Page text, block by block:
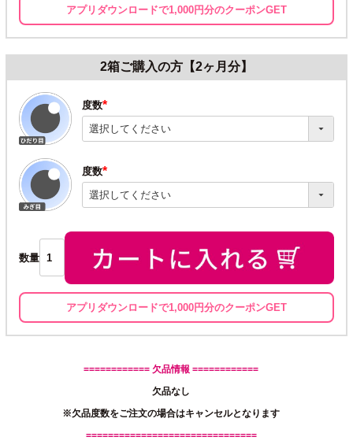
アプリダウンロードで1,000円分のクーポンGET
2箱ご購入の方【2ヶ月分】
度数
(必
須)
度数
(必
須)
数量
アプリダウンロードで1,000円分のクーポンGET
============ 欠品情報 ============
欠品なし
※欠品度数をご注文の場合はキャンセルとなります
===============================